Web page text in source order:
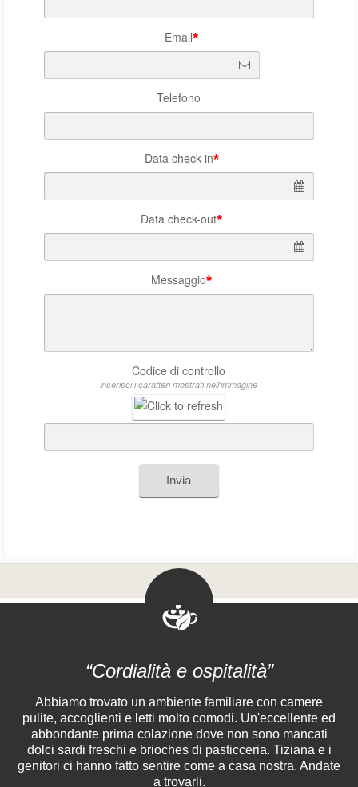
Email*
Telefono
Data check-in*
Data check-out*
Messaggio*
Codice di controllo
inserisci i caratteri mostrati nell'immagine
Invia
“Cordialità e ospitalità”
Abbiamo trovato un ambiente familiare con camere
pulite, accoglienti e letti molto comodi. Un'eccellente ed
abbondante prima colazione dove non sono mancati
dolci sardi freschi e brioches di pasticceria. Tiziana e i
genitori ci hanno fatto sentire come a casa nostra. Andate
a trovarli.